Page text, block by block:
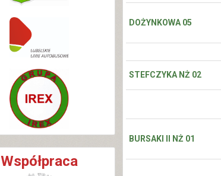
Współpraca
DOŻYNKOWA 05
STEFCZYKA NŻ 02
BURSAKI II NŻ 01